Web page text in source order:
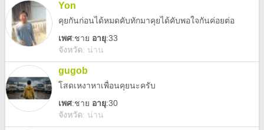
Yon
คุยกันก่อนได้หมดคับทักมาคุยได้คับพอใจกันค่อยต่อ
เพศ:ชาย อายุ:33
จังหวัด: น่าน
gugob
โสดเหงาหาเพื่อนคุยนะครับ
เพศ:ชาย อายุ:30
จังหวัด: น่าน